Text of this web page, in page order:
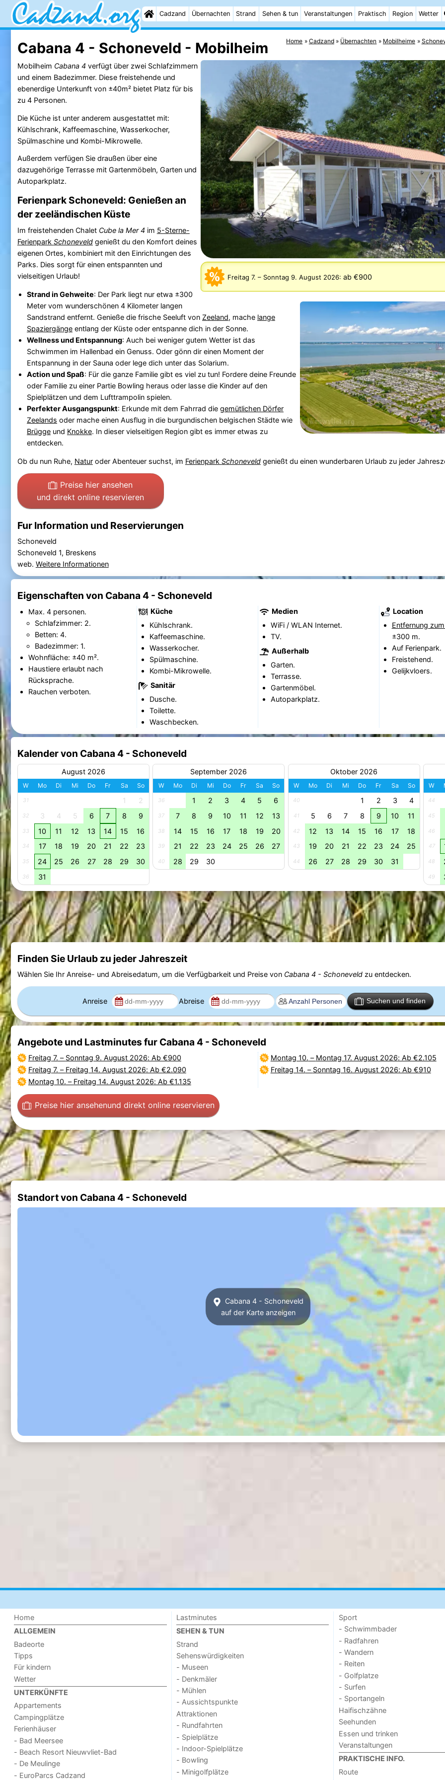
Cadzand Übernachten Strand Sehen & tun Veranstaltungen Praktisch Region Wetter
Home Cadzand Übernachten Mobilheime
Cabana 4 - Schoneveld - Mobilheim
Freitag 7. – Sonntag 9. August 2026: ab €900
Mobilheim Cabana 4verfügt über zwei Schlafzimmern
und einem Badezimmer. Diese freistehende und
ebenerdige Unterkunft von ±40m² bietet Platz für bis
zu 4 Personen.
Die Küche ist unter anderem ausgestattet mit:
Kühlschrank, Kaffeemaschine, Wasserkocher,
Spülmaschine und Kombi-Mikrowelle.
Außerdem verfügen Sie draußen über eine
dazugehörige Terrasse mit Gartenmöbeln, Garten und
Autoparkplatz.
Ferienpark Schoneveld: Genießen an
der zeeländischen Küste
Im freistehenden Chalet Cube la Mer 4im 5-Sterne-
Ferienpark Schoneveldgenießt du den Komfort deines
eigenen Ortes, kombiniert mit den Einrichtungen des
Parks. Dies sorgt für einen entspannten und
vielseitigen Urlaub!
Strand in Gehweite: Der Park liegt nur etwa ±300
Meter vom wunderschönen 4 Kilometer langen
Sandstrand entfernt. Genieße die frische Seeluft von Zeeland, mache lange
Spaziergängeentlang der Küste oder entspanne dich in der Sonne.
Wellness und Entspannung: Auch bei weniger gutem Wetter ist das
Schwimmen im Hallenbad ein Genuss. Oder gönn dir einen Moment der
Entspannung in der Sauna oder lege dich unter das Solarium.
Action und Spaß: Für die ganze Familie gibt es viel zu tun! Fordere deine Freunde
oder Familie zu einer Partie Bowling heraus oder lasse die Kinder auf den
Spielplätzen und dem Lufttrampolin spielen.
Perfekter Ausgangspunkt: Erkunde mit dem Fahrrad die gemütlichen Dörfer
Zeelands oder mache einen Ausflug in die burgundischen belgischen Städte wie
Brüggeund Knokke. In dieser vielseitigen Region gibt es immer etwas zu
entdecken.
Ob du nun Ruhe, Naturoder Abenteuer suchst, im Ferienpark Schoneveldgenießt du einen wunderbaren Urlaub zu jeder
Preise hier ansehen
und direkt online reservieren
Fur Information und Reservierungen
Schoneveld
Schoneveld 1, Breskens
web. Weitere Informationen
Eigenschaften von Cabana 4 - Schoneveld
Max. 4 personen.
Schlafzimmer: 2.
Betten: 4.
Badezimmer: 1.
Wohnfläche: ±40 m².
Haustiere erlaubt nach
Rücksprache.
Rauchen verboten.
Küche
Kühlschrank.
Kaffeemaschine.
Wasserkocher.
Spülmaschine.
Kombi-Mikrowelle.
Sanitär
Dusche.
Toilette.
Waschbecken.
Medien
WiFi / WLAN Internet.
TV.
Außerhalb
Garten.
Terrasse.
Gartenmöbel.
Autoparkplatz.
Location
Entfernung
±300 m.
Auf Ferienpark.
Freistehend.
Gelijkvloers.
Kalender von Cabana 4 - Schoneveld
August 2026
W Mo Di Mi Do Fr Sa So
31 1 2
32 3 4 5 6 7 8 9
33 10 11 12 13 14 15 16
34 17 18 19 20 21 22 23
35 24 25 26 27 28 29 30
36 31
September 2026
W Mo Di Mi Do Fr Sa So
36 1 2 3 4 5 6
37 7 8 9 10 11 12 13
38 14 15 16 17 18 19 20
39 21 22 23 24 25 26 27
40 28 29 30
Oktober 2026
W Mo Di Mi Do Fr Sa So
40 1 2 3 4
41 5 6 7 8 9 10 11
42 12 13 14 15 16 17 18
43 19 20 21 22 23 24 25
44 26 27 28 29 30 31
W
44
45
46
47
48
49
Finden Sie Urlaub zu jeder Jahreszeit
Wählen Sie Ihr Anreise- und Abreisedatum, um die Verfügbarkeit und Preise von Cabana 4 - Schoneveldzu entdecken.
Anreise Abreise Suchen und finden
Angebote und Lastminutes fur Cabana 4 - Schoneveld
Freitag 7. – Sonntag 9. August 2026: Ab €900
Freitag 7. – Freitag 14. August 2026: Ab €2.090
Montag 10. – Freitag 14. August 2026: Ab €1.135
Montag 10. – Montag 17. August 2026: Ab €2.105
Freitag 14. – Sonntag 16. August 2026: Ab €910
Preise hier ansehenund direkt online reservieren
Standort von Cabana 4 - Schoneveld
Cabana 4 - Schoneveld
auf der Karte anzeigen
Home
ALLGEMEIN
Badeorte
Tipps
Für kindern
Wetter
UNTERKÜNFTE
Appartements
Campingplätze
Ferienhäuser
- Bad Meersee
- Beach Resort Nieuwvliet-Bad
- De Meulinge
- EuroParcs Cadzand
Lastminutes
SEHEN & TUN
Strand
Sehenswürdigkeiten
- Museen
- Denkmäler
- Mühlen
- Aussichtspunkte
Attraktionen
- Rundfahrten
- Spielplätze
- Indoor-Spielplätze
- Bowling
- Minigolfplätze
Sport
- Schwimmbader
- Radfahren
- Wandern
- Reiten
- Golfplatze
- Surfen
- Sportangeln
Haifischzähne
Seehunden
Essen und trinken
Veranstaltungen
PRAKTISCHE INFO.
Route